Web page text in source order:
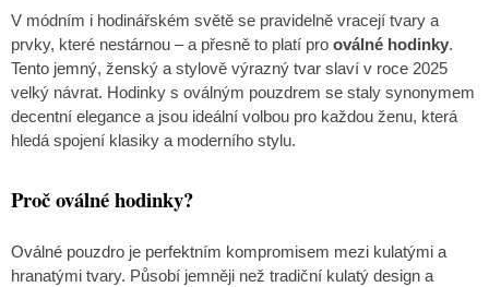
V módním i hodinářském světě se pravidelně vracejí tvary a
prvky, které nestárnou – a přesně to platí pro oválné hodinky.
Tento jemný, ženský a stylově výrazný tvar slaví v roce 2025
velký návrat. Hodinky s oválným pouzdrem se staly synonymem
decentní elegance a jsou ideální volbou pro každou ženu, která
hledá spojení klasiky a moderního stylu.
Proč oválné hodinky?
Oválné pouzdro je perfektním kompromisem mezi kulatými a
hranatými tvary. Působí jemněji než tradiční kulatý design a